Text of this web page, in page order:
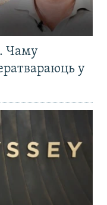
Чаму
у